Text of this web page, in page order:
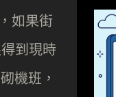
如果街
到現時
機班，